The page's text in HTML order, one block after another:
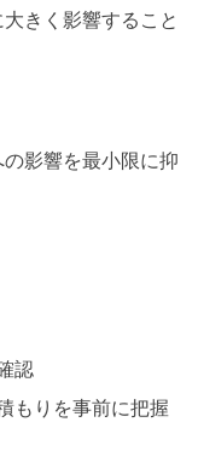
きく影響すること
影響を最小限に抑
認
もりを事前に把握